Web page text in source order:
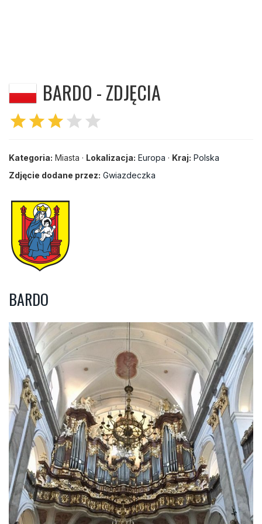
BARDO - ZDJĘCIA
starstarstar star star
Kategoria: Miasta · Lokalizacja: Europa · Kraj: Polska
Zdjęcie dodane przez: Gwiazdeczka
BARDO